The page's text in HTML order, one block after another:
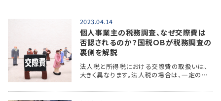
2023.04.14
個人事業主の税務調査、なぜ交際費は
否認されるのか？国税ＯＢが税務調査の
裏側を解説
法人税と所得税における交際費の取扱いは、
大きく異なります。法人税の場合は、一定の…